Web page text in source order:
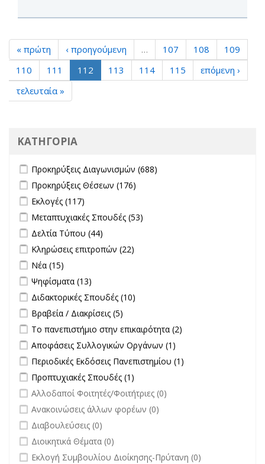
« πρώτη ‹ προηγούμενη … 107 108
109
110
111 112 113 114 115
επόμενη ›
τελευταία »
ΚΑΤΗΓΟΡΙΑ
Apply Προκηρύξεις Διαγωνισμών filter
Προκηρύξεις Διαγωνισμών (688)
Apply Προκηρύξεις Θέσεων filter
Προκηρύξεις Θέσεων (176)
Apply Εκλογές filter
Εκλογές (117)
Apply Μεταπτυχιακές Σπουδές filter
Μεταπτυχιακές Σπουδές (53)
Apply Δελτία Τύπου filter
Δελτία Τύπου (44)
Apply Κληρώσεις επιτροπών filter
Κληρώσεις επιτροπών (22)
Apply Νέα filter
Νέα (15)
Apply Ψηφίσματα filter
Ψηφίσματα (13)
Apply Διδακτορικές Σπουδές filter
Διδακτορικές Σπουδές (10)
Apply Βραβεία / Διακρίσεις filter
Βραβεία / Διακρίσεις (5)
Apply Το πανεπιστήμιο στην επικαιρότητα filter
Το πανεπιστήμιο στην επικαιρότητα (2)
Apply Αποφάσεις Συλλογικών Οργάνων filter
Αποφάσεις Συλλογικών Οργάνων (1)
Οργάνων filter
Apply Περιοδικές Εκδόσεις Πανεπιστημίου filter
Περιοδικές Εκδόσεις Πανεπιστημίου (1)
Apply Προπτυχιακές Σπουδές filter
Προπτυχιακές Σπουδές (1)
undefined
Αλλοδαποί Φοιτητές/Φοιτήτριες (0)
undefined
Ανακοινώσεις άλλων φορέων (0)
undefined
Διαβουλεύσεις (0)
undefined
Διοικητικά Θέματα (0)
undefined
Εκλογή Συμβουλίου Διοίκησης-Πρύτανη (0)